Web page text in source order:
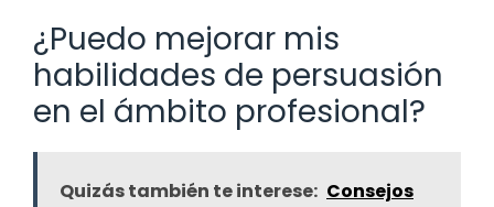
¿Puedo mejorar mis
habilidades de persuasión
en el ámbito profesional?
Quizás también te interese: Consejos